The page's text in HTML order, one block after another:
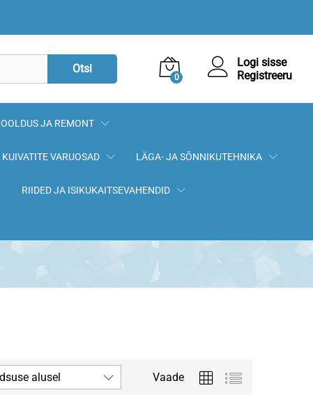
Otsi
0
Logi sisse
Registreeru
JA REMONT
KUIVATITE VARUOSAD LÄGA- JA SÕNNIKUTEHNIKA
RIIDED JA ISIKUKAITSEVAHENDID
Vaade
alusel